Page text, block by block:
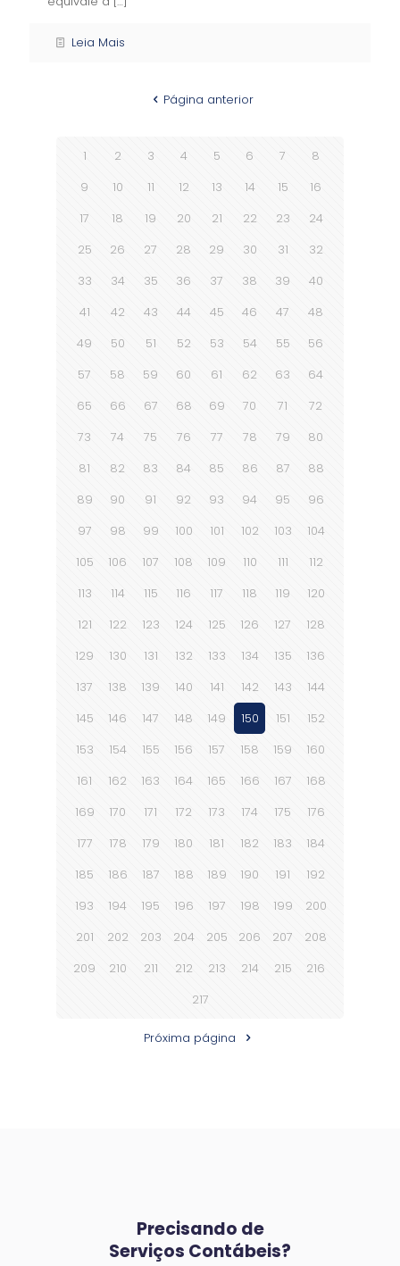
Leia Mais
Página anterior
1 2 3 4 5 6 7
8
9
10 11 12 13 14 15
16
17
18 19 20 21 22 23
24
25
26 27 28 29 30 31
32
33
34 35 36 37 38 39
40
41
42 43 44 45 46 47
48
49
50 51 52 53 54 55
56
57
58 59 60 61 62 63
64
65
66 67 68 69 70 71
72
73
74 75 76 77 78 79
80
81
82 83 84 85 86 87
88
89
90 91 92 93 94 95
96
97
98 99 100 101 102 103
104
105
106 107 108 109 110 111
112
113
114 115 116 117 118 119
120
121
122 123 124 125 126 127
128
129
130 131 132 133 134 135
136
137
138 139 140 141 142 143
144
145
146 147 148 149 150 151
152
153
154 155 156 157 158 159
160
161
162 163 164 165 166 167
168
169
170 171 172 173 174 175
176
177
178 179 180 181 182 183
184
185
186 187 188 189 190 191
192
193
194 195 196 197 198 199
200
201
202 203 204 205 206 207
208
209
210 211 212 213 214 215
216
217
Próxima página
Precisando de
Serviços Contábeis?